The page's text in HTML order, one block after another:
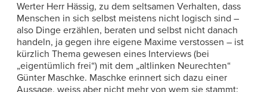
Werter Herr Hässig, zu dem seltsamen Verhalten, dass
Menschen in sich selbst meistens nicht logisch sind –
also Dinge erzählen, beraten und selbst nicht danach
handeln, ja gegen ihre eigene Maxime verstossen – ist
kürzlich Thema gewesen eines Interviews (bei
„eigentümlich frei“) mit dem „altlinken Neurechten“
Günter Maschke. Maschke erinnert sich dazu einer